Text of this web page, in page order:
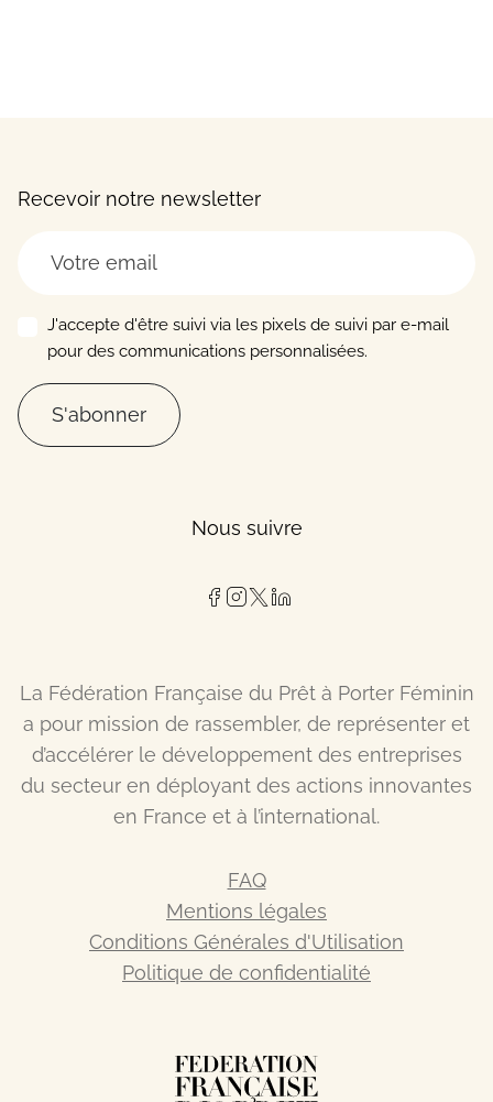
Recevoir notre newsletter
J'accepte d'être suivi via les pixels de suivi par e-mail
pour des communications personnalisées.
S'abonner
Nous suivre
La Fédération Française du Prêt à Porter Féminin
a pour mission de rassembler, de représenter et
d’accélérer le développement des entreprises
du secteur en déployant des actions innovantes
en France et à l’international.
FAQ
Mentions légales
Conditions Générales d'Utilisation
Politique de confidentialité